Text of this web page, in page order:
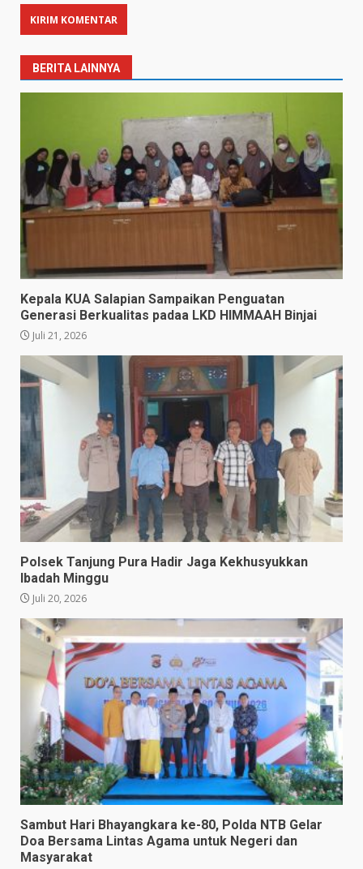
BERITA LAINNYA
Kepala KUA Salapian Sampaikan Penguatan
Generasi Berkualitas padaa LKD HIMMAAH Binjai
Juli 21, 2026
Polsek Tanjung Pura Hadir Jaga Kekhusyukkan
Ibadah Minggu
Juli 20, 2026
Sambut Hari Bhayangkara ke-80, Polda NTB Gelar
Doa Bersama Lintas Agama untuk Negeri dan
Masyarakat